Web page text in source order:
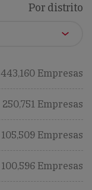
Por distrito
443,160 Empresas
250,751 Empresas
105,509 Empresas
100,596 Empresas